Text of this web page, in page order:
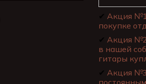
✔ Акция
покупке
✔ Акция
в нашей
гитары
✔ Акция №3